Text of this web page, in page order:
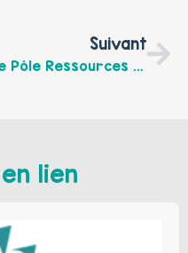
Suivant
Le Pôle Ressources Parents D’ados Vous Propose 2 Temps D’information Collective Les 22 Novembre Et 2 Décembre 2019 À La Maison Blum À Arras
lien